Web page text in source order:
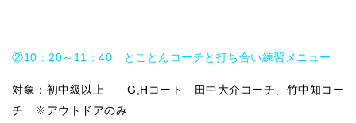
②10：20～11：40 とことんコーチと打ち合い練習メニュー
対象：初中級以上 G,Hコート 田中大介コーチ、竹中知コー
チ ※アウトドアのみ